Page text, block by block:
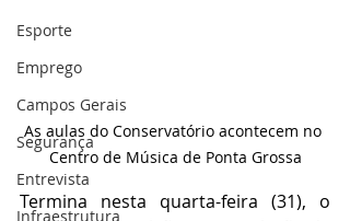
Esporte
Emprego
Campos Gerais
Segurança
Entrevista
Infraestrutura
As aulas do Conservatório acontecem no
Centro de Música de Ponta Grossa
Termina nesta quarta-feira (31), o